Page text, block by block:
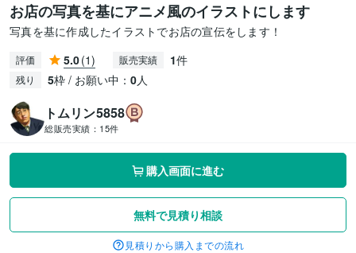
お店の写真を基にアニメ風のイラストにします
写真を基に作成したイラストでお店の宣伝をします！
評価 5.0(1) 販売実績 1件
残り 5枠 / お願い中： 0人
トムリン5858
総販売実績： 15件
購入画面に進む
無料で見積り相談
見積りから購入までの流れ